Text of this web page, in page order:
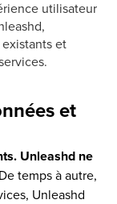
utilisateur
et
et
Unleashd ne
De temps à autre,
Unleashd